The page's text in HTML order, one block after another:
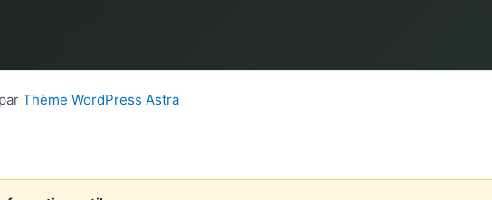
Thème WordPress Astra